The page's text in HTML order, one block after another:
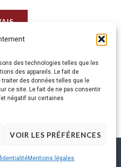
des technologies telles que les
des appareils. Le fait de
des données telles que le
ce site. Le fait de ne pas consentir
négatif sur certaines
VOIR LES PRÉFÉRENCES
Mentions légales